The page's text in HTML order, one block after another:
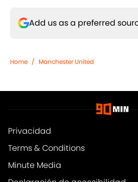
Add us as a preferred
Home / Manchester United
Privacidad
Terms & Conditions
Minute Media